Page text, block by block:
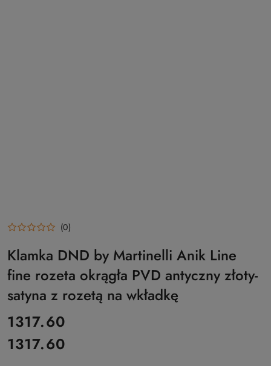
(0)
Klamka DND by Martinelli Anik Line
fine rozeta okrągła PVD antyczny złoty-
satyna z rozetą na wkładkę
cena:
1317.60
Cena:
1317.60